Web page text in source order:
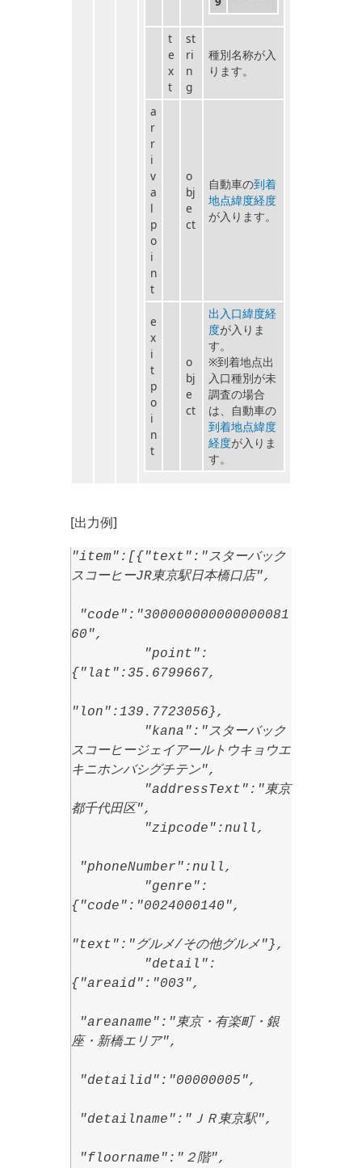
t
e
x
t
st
ri
n
g
種別名称が入
ります。
a
r
r
i
v
a
l
p
o
i
n
t
o
bj
e
ct
自動車の到着
地点緯度経度
が入ります。
e
x
i
t
p
o
i
n
t
o
bj
e
ct
出入口緯度経
度が入りま
す。
※到着地点出
入口種別が未
調査の場合
は、自動車の
到着地点緯度
経度が入りま
す。
[出力例]
"item":[{"text":"スターバック
スコーヒーJR東京駅日本橋口店",
"code":"300000000000000081
60",
"point":
{"lat":35.6799667,
"lon":139.7723056},
"kana":"スターバック
スコーヒージェイアールトウキョウエ
キニホンバシグチテン",
"addressText":"東京
都千代田区",
"zipcode":null,
"phoneNumber":null,
"genre":
{"code":"0024000140",
"text":"グルメ/その他グルメ"},
"detail":
{"areaid":"003",
"areaname":"東京・有楽町・銀
座・新橋エリア",
"detailid":"00000005",
"detailname":"ＪＲ東京駅",
"floorname":"２階",